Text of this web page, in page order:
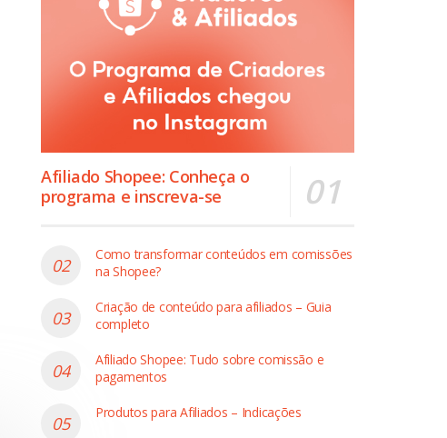
Afiliado Shopee: Conheça o
programa e inscreva-se
Como transformar conteúdos em comissões
na Shopee?
Criação de conteúdo para afiliados – Guia
completo
Afiliado Shopee: Tudo sobre comissão e
pagamentos
Produtos para Afiliados – Indicações